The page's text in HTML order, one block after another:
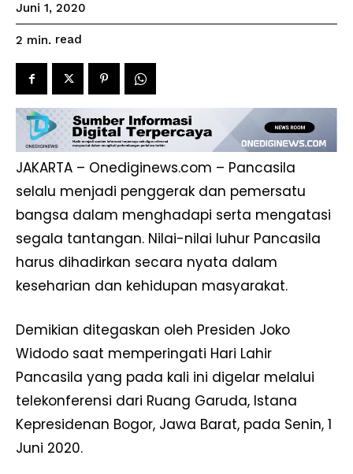
Juni 1, 2020
2 min. read
JAKARTA – Onediginews.com – Pancasila
selalu menjadi penggerak dan pemersatu
bangsa dalam menghadapi serta mengatasi
segala tantangan. Nilai-nilai luhur Pancasila
harus dihadirkan secara nyata dalam
keseharian dan kehidupan masyarakat.
Demikian ditegaskan oleh Presiden Joko
Widodo saat memperingati Hari Lahir
Pancasila yang pada kali ini digelar melalui
telekonferensi dari Ruang Garuda, Istana
Kepresidenan Bogor, Jawa Barat, pada Senin, 1
Juni 2020.